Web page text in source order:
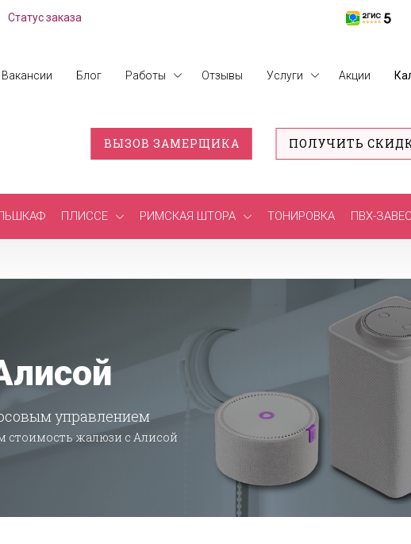
Статус заказа
Вакансии Блог Работы Отзывы Услуги Акции
ВЫЗОВ ЗАМЕРЩИКА ПОЛУЧИТЬ
ПЛИССЕ РИМСКАЯ ШТОРА ТОНИРОВКА ПВХ-
управлением
стоимость жалюзи с Алисой